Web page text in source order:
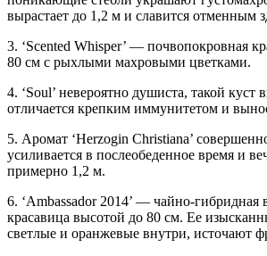
вырастает до 1,2 м и славится отменным
3. ‘Scented Whisper’ — почвопокровная
80 см с рыхлыми махровыми цветками.
4. ‘Soul’ невероятно душиста, такой куст
отличается крепким иммунитетом и
5. Аромат ‘Herzogin Christiana’
усиливается в послеобеденное время и
примерно 1,2 м.
6. ‘Ambassador 2014’ — чайно-гибридная
красавица высотой до 80 см. Ее
светлые и оранжевые внутри, источают